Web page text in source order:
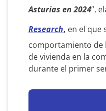
Asturias en 2024”,
Research, en el que
comportamiento de
de vivienda en la
durante el primer